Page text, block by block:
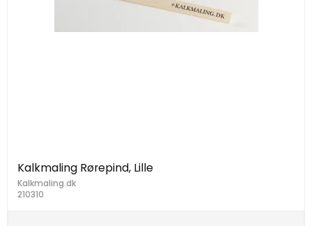
Kalkmaling Rørepind, Lille
Kalkmaling.dk
210310